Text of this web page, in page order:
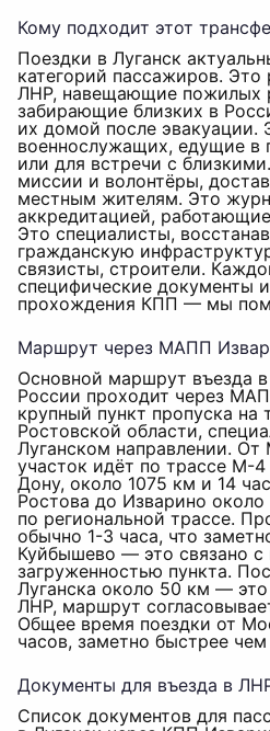
Кому подходит этот
Поездки в Луганск
категорий пассажиров.
ЛНР, навещающие пожилых
забирающие близких в
их домой после эвакуации.
военнослужащих, едущие в
или для встречи с
миссии и волонтёры,
местным жителям. Это
аккредитацией,
Это специалисты,
гражданскую
связисты, строители.
специфические документы
прохождения КПП — мы
Маршрут через МАПП
Основной маршрут въезда
России проходит через
крупный пункт пропуска на
Ростовской области,
Луганском направлении.
участок идёт по трассе М-
Дону, около 1075 км и 14
Ростова до Изварино
по региональной трассе.
обычно 1-3 часа, что
Куйбышево — это связано
загруженностью пункта.
Луганска около 50 км —
ЛНР, маршрут
Общее время поездки от
часов, заметно быстрее
Документы для въезда в
Список документов для